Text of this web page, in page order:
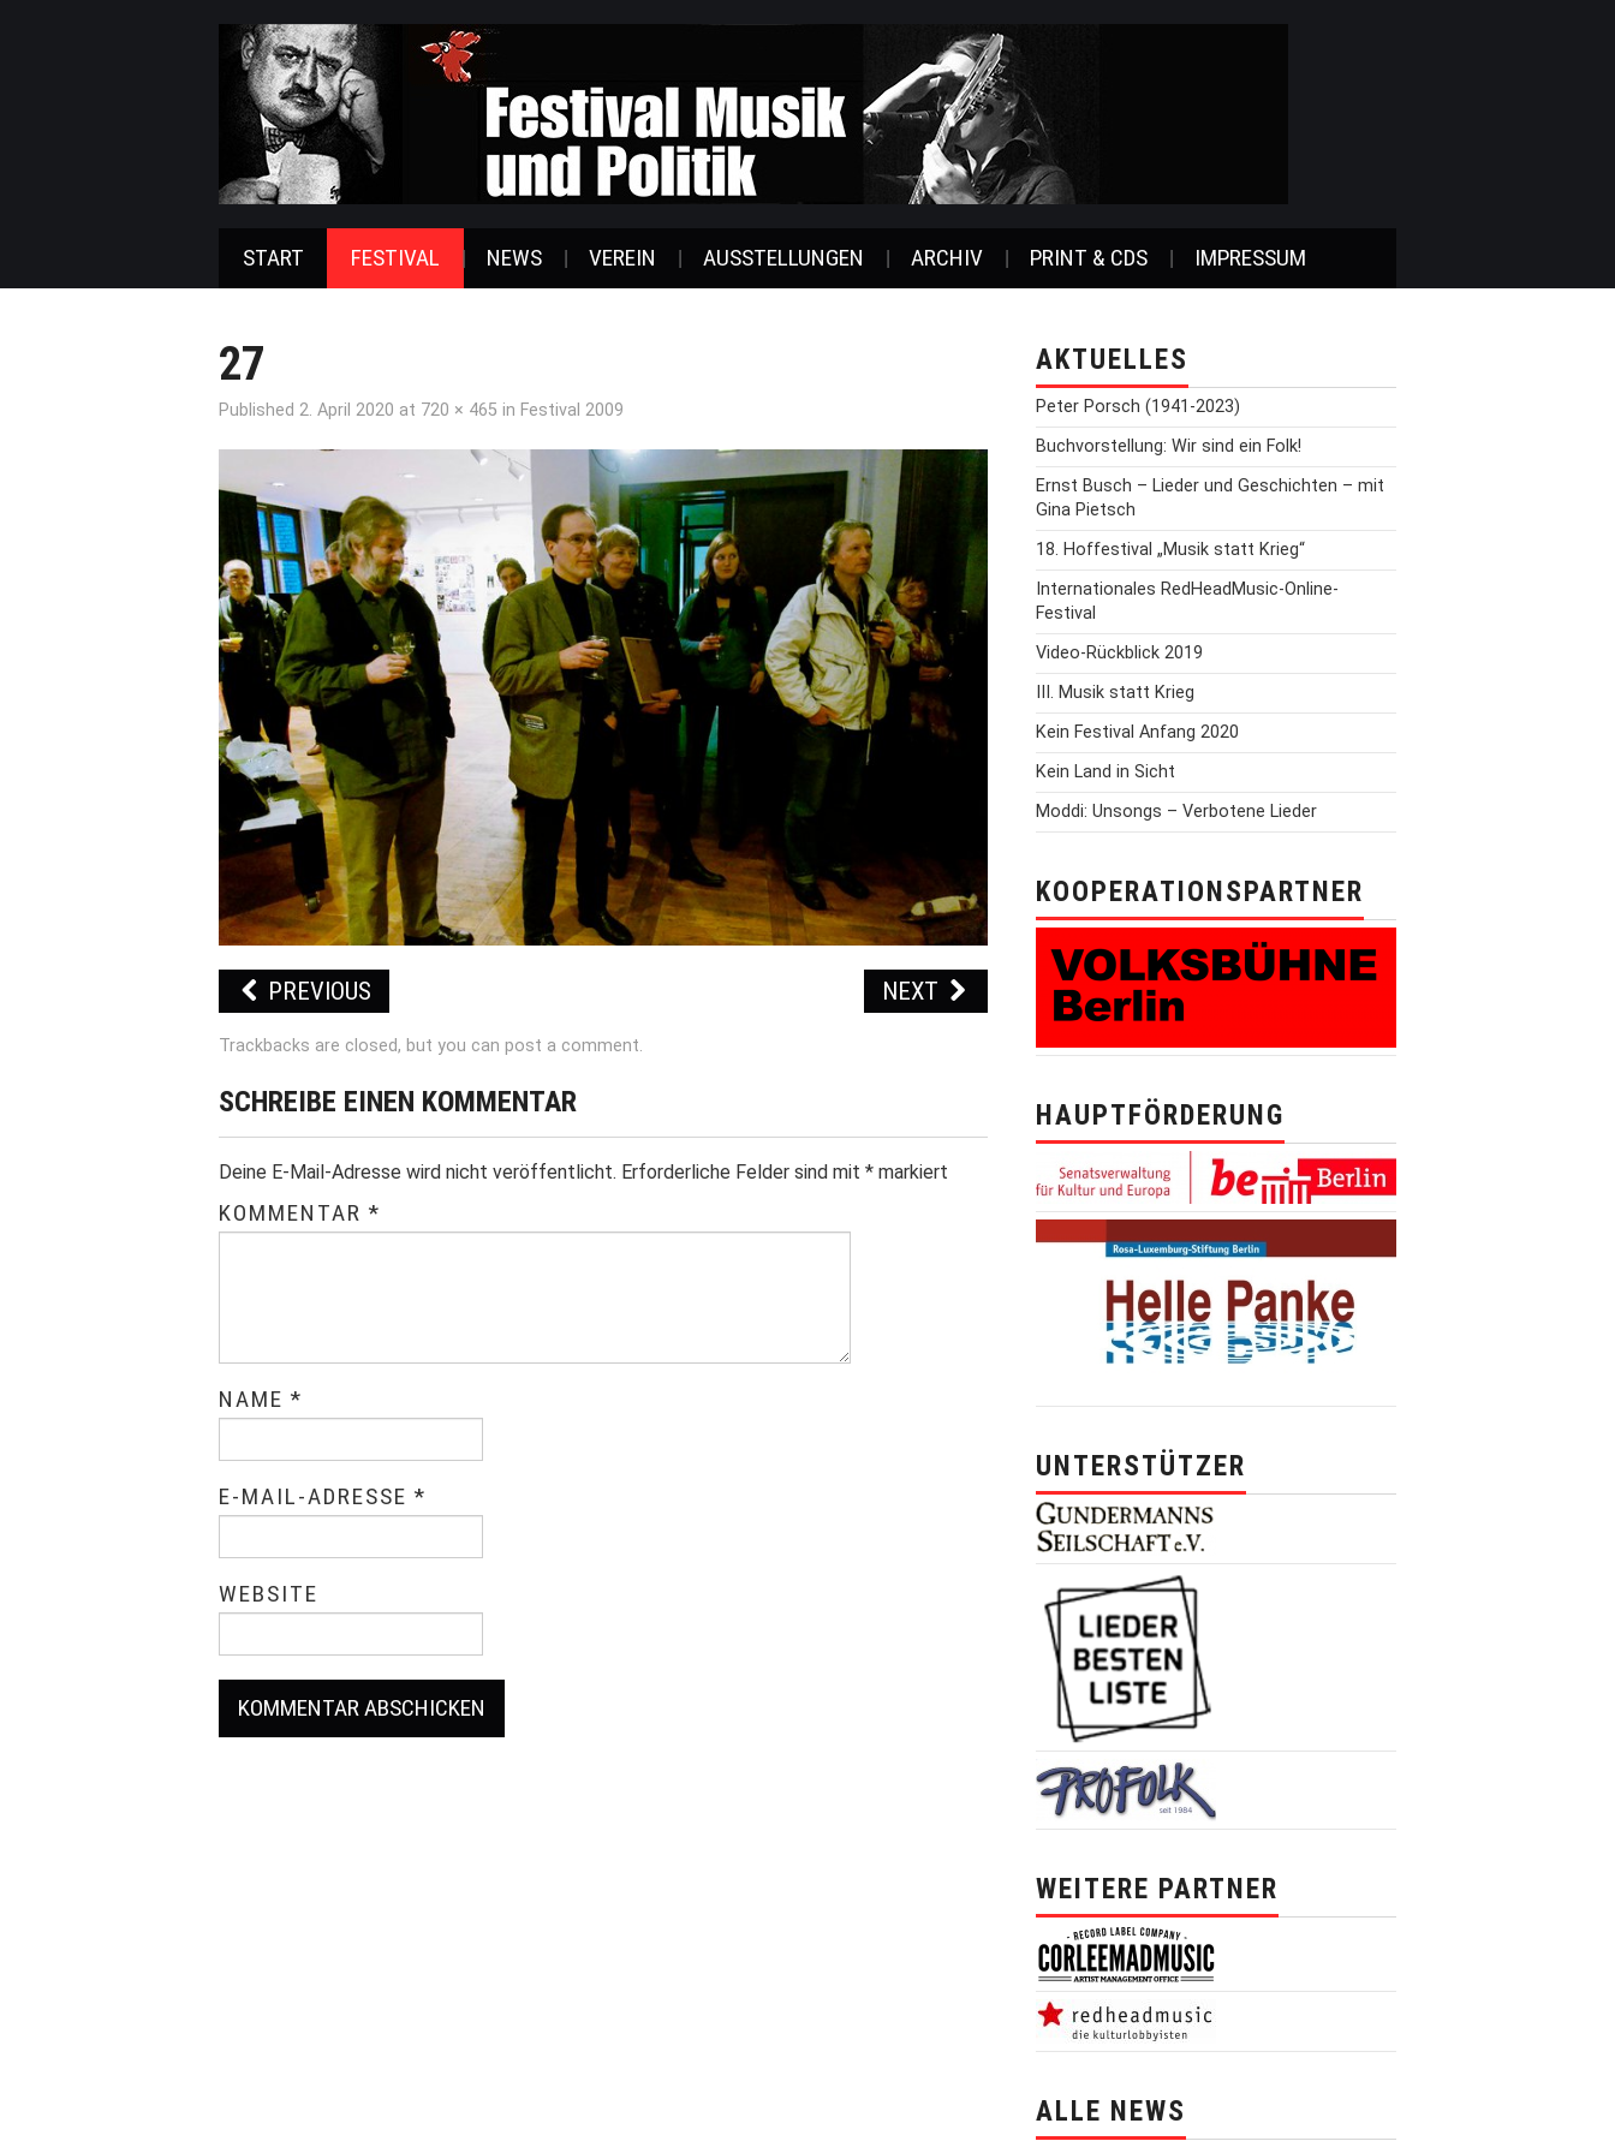
START FESTIVAL NEWS VEREIN AUSSTELLUNGEN ARCHIV PRINT & CDS IMPRESSUM
27
Published 2. April 2020 at 720 × 465 in Festival 2009
PREVIOUS NEXT
Trackbacks are closed, but you can post a comment.
SCHREIBE EINEN KOMMENTAR
Deine E-Mail-Adresse wird nicht veröffentlicht. Erforderliche Felder sind mit * markiert
KOMMENTAR *
NAME *
E-MAIL-ADRESSE *
WEBSITE
AKTUELLES
Peter Porsch (1941-2023)
Buchvorstellung: Wir sind ein Folk!
Ernst Busch – Lieder und Geschichten – mit
Gina Pietsch
18. Hoffestival „Musik statt Krieg“
Internationales RedHeadMusic-Online-
Festival
Video-Rückblick 2019
III. Musik statt Krieg
Kein Festival Anfang 2020
Kein Land in Sicht
Moddi: Unsongs – Verbotene Lieder
KOOPERATIONSPARTNER
HAUPTFÖRDERUNG
UNTERSTÜTZER
WEITERE PARTNER
ALLE NEWS